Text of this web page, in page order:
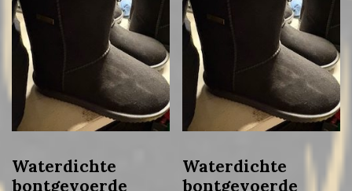
Waterdichte
bontgevoerde
Waterdichte
bontgevoerde